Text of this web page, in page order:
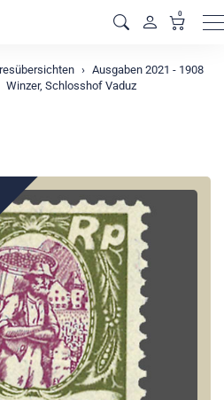
0
Ausgaben 2021 - 1908
Winzer, Schlosshof Vaduz